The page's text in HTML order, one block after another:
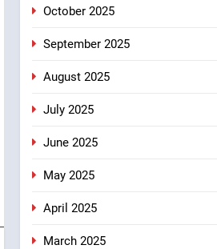
October 2025
September 2025
August 2025
July 2025
June 2025
May 2025
April 2025
March 2025